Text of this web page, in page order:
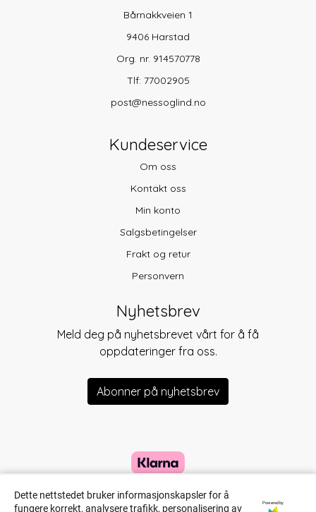
Bårnakkveien 1
9406 Harstad
Org. nr. 914570778
Tlf: 77002905
post@nessoglind.no
Kundeservice
Om oss
Kontakt oss
Min konto
Salgsbetingelser
Frakt og retur
Personvern
Nyhetsbrev
Meld deg på nyhetsbrevet vårt for å få
oppdateringer fra oss.
Abonner på nyhetsbrev
Dette nettstedet bruker informasjonskapsler for å
fungere korrekt, analysere trafikk, personalisering av
Powered by